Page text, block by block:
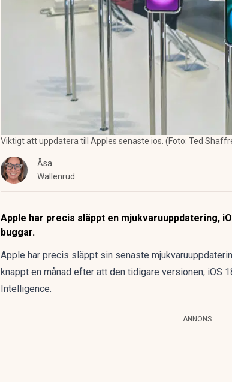
Viktigt att uppdatera till Apples senaste ios. (Foto: Ted
Åsa
Wallenrud
Apple har precis släppt en mjukvaruuppdatering,
buggar.
Apple har precis släppt sin senaste
knappt en månad efter att den tidigare versionen, iOS
Intelligence.
ANNONS